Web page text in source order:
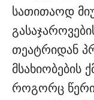
სათითაოდ
თეატრიდან
მსახიობების
როგორც